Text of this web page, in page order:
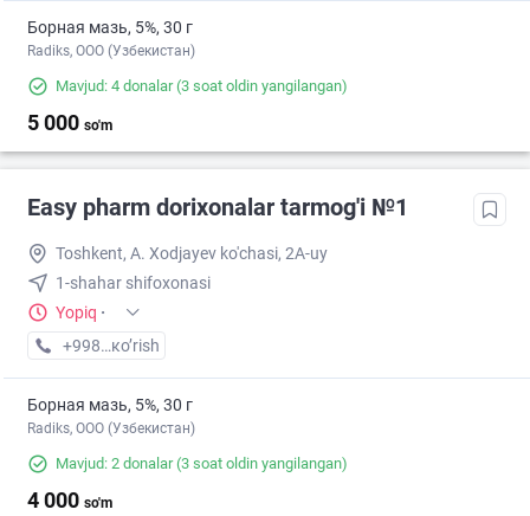
Борная мазь, 5%, 30 г
Radiks, ООО (Узбекистан)
Mavjud: 4 donalar(3 soat oldin yangilangan)
5 000 so'm
Easy pharm dorixonalar tarmog'i №1
Toshkent, A. Xodjayev ko'chasi, 2A-uy
1-shahar shifoxonasi
Yopiq ·
+998 (94) XXX-XX-XX
кo’rish
Борная мазь, 5%, 30 г
Radiks, ООО (Узбекистан)
Mavjud: 2 donalar(3 soat oldin yangilangan)
4 000 so'm